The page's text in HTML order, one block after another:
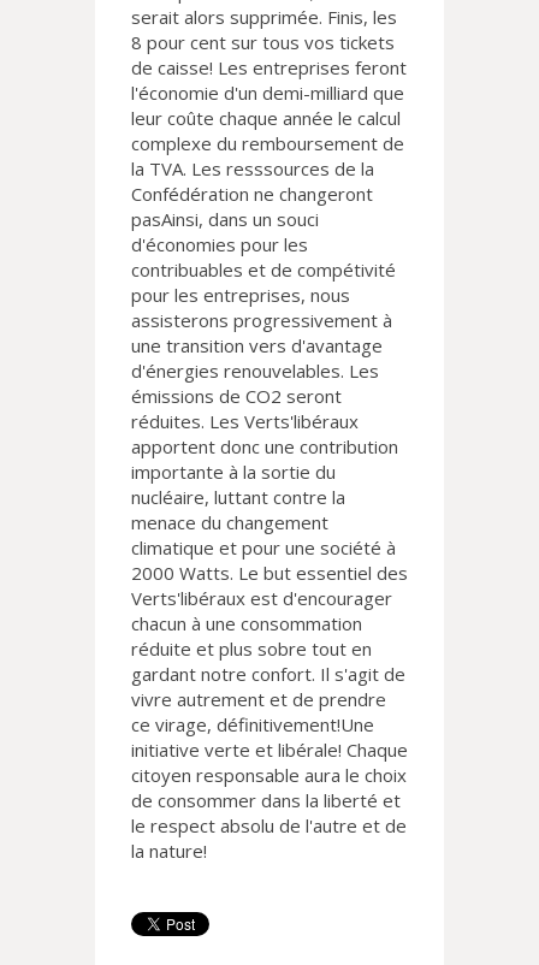
serait alors supprimée. Finis, les
8 pour cent sur tous vos tickets
de caisse! Les entreprises feront
l'économie d'un demi-milliard que
leur coûte chaque année le calcul
complexe du remboursement de
la TVA. Les resssources de la
Confédération ne changeront
pasAinsi, dans un souci
d'économies pour les
contribuables et de compétivité
pour les entreprises, nous
assisterons progressivement à
une transition vers d'avantage
d'énergies renouvelables. Les
émissions de CO2 seront
réduites. Les Verts'libéraux
apportent donc une contribution
importante à la sortie du
nucléaire, luttant contre la
menace du changement
climatique et pour une société à
2000 Watts. Le but essentiel des
Verts'libéraux est d'encourager
chacun à une consommation
réduite et plus sobre tout en
gardant notre confort. Il s'agit de
vivre autrement et de prendre
ce virage, définitivement!Une
initiative verte et libérale! Chaque
citoyen responsable aura le choix
de consommer dans la liberté et
le respect absolu de l'autre et de
la nature!